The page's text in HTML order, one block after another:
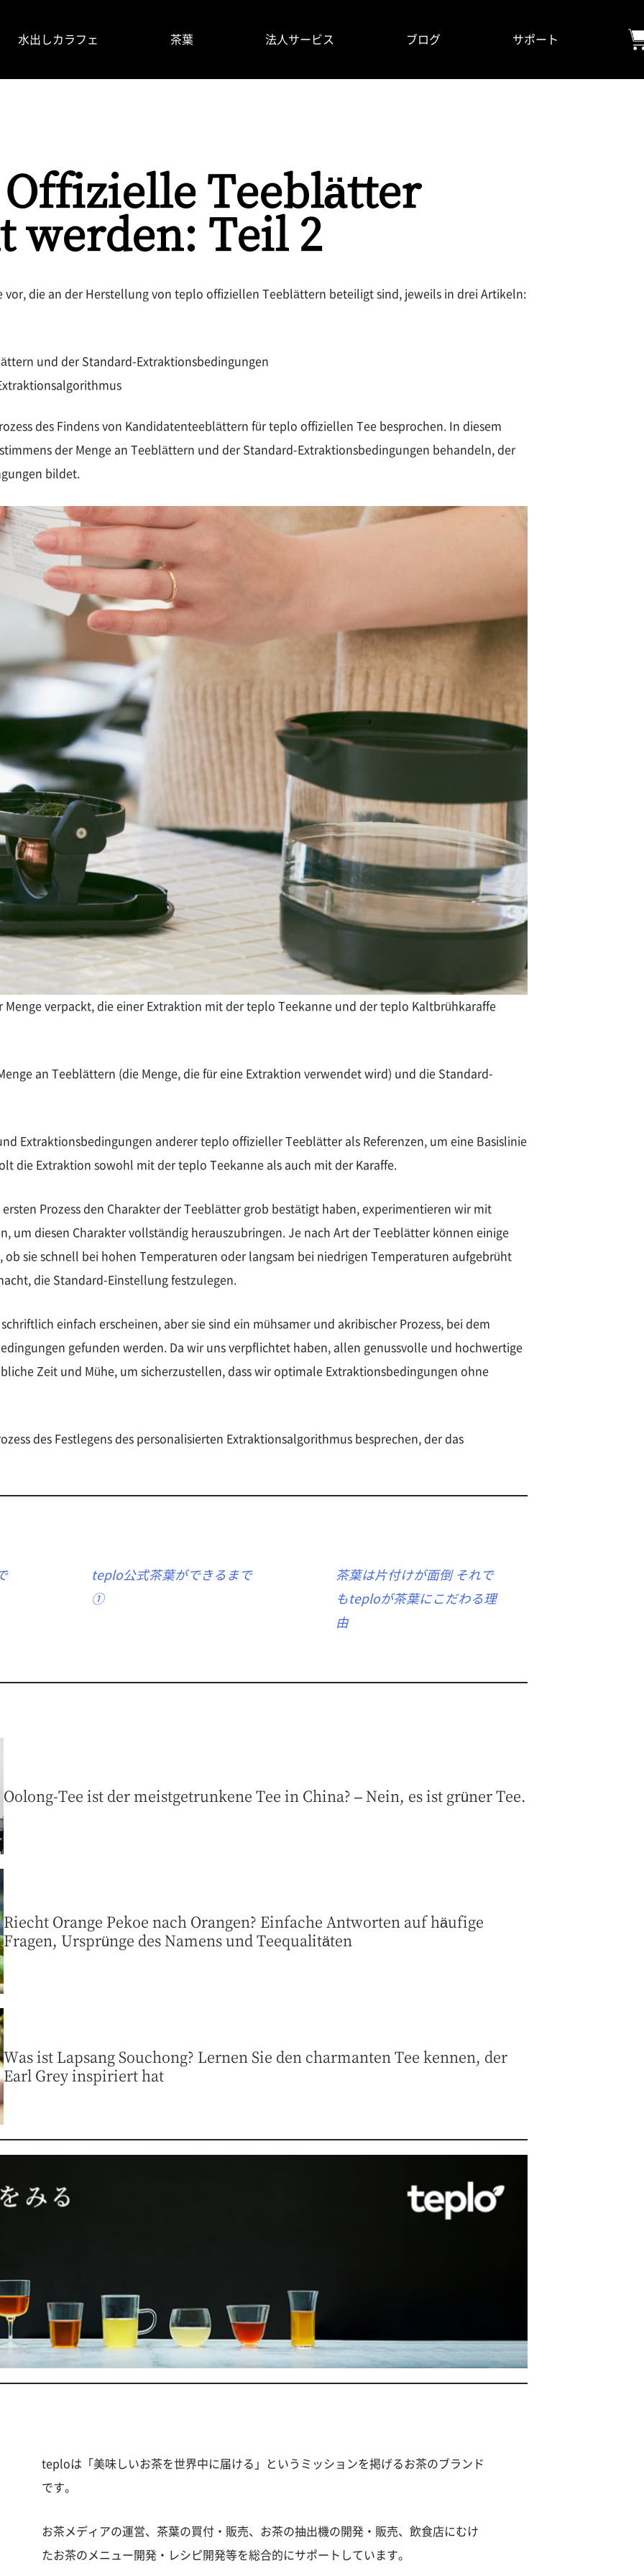
水出しカラフェ 茶葉 法人サービス ブログ サポート
Teeblätter
werden: Teil 2
vor, die an der Herstellung von teplo offiziellen Teeblättern beteiligt sind, jeweils in drei Artikeln:
und der Standard-Extraktionsbedingungen
des Findens von Kandidatenteeblättern für teplo offiziellen Tee besprochen. In diesem
der Menge an Teeblättern und der Standard-Extraktionsbedingungen behandeln, der
bildet.
verpackt, die einer Extraktion mit der teplo Teekanne und der teplo Kaltbrühkaraffe
an Teeblättern (die Menge, die für eine Extraktion verwendet wird) und die Standard-
Extraktionsbedingungen anderer teplo offizieller Teeblätter als Referenzen, um eine Basislinie
die Extraktion sowohl mit der teplo Teekanne als auch mit der Karaffe.
Prozess den Charakter der Teeblätter grob bestätigt haben, experimentieren wir mit
um diesen Charakter vollständig herauszubringen. Je nach Art der Teeblätter können einige
ob sie schnell bei hohen Temperaturen oder langsam bei niedrigen Temperaturen aufgebrüht
die Standard-Einstellung festzulegen.
einfach erscheinen, aber sie sind ein mühsamer und akribischer Prozess, bei dem
gefunden werden. Da wir uns verpflichtet haben, allen genussvolle und hochwertige
Zeit und Mühe, um sicherzustellen, dass wir optimale Extraktionsbedingungen ohne
des Festlegens des personalisierten Extraktionsalgorithmus besprechen, der das
teplo公式茶葉ができるまで
①
茶葉は片付けが面倒 それで
もteploが茶葉にこだわる理
由
Oolong-Tee ist der meistgetrunkene Tee in China? – Nein, es ist grüner Tee.
Riecht Orange Pekoe nach Orangen? Einfache Antworten auf häufige
Fragen, Ursprünge des Namens und Teequalitäten
Was ist Lapsang Souchong? Lernen Sie den charmanten Tee kennen, der
Earl Grey inspiriert hat
teploは「美味しいお茶を世界中に届ける」というミッションを掲げるお茶のブランド
です。
お茶メディアの運営、茶葉の買付・販売、お茶の抽出機の開発・販売、飲食店にむけ
たお茶のメニュー開発・レシピ開発等を総合的にサポートしています。